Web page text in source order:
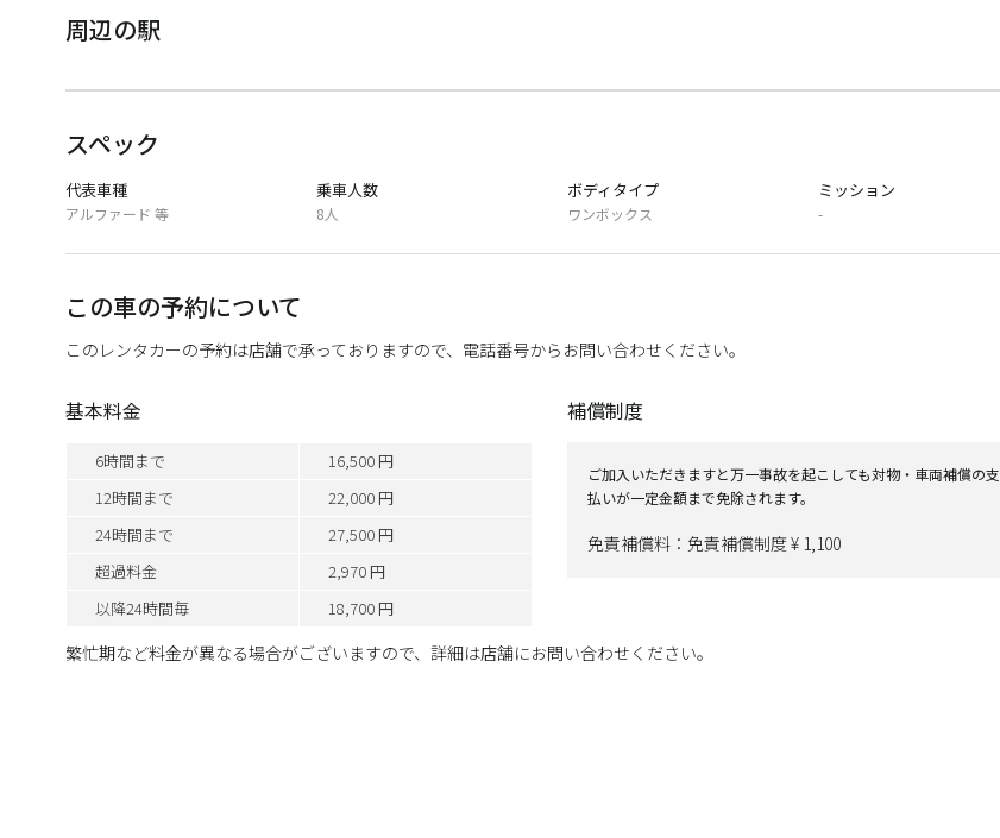
周辺の駅
スペック
代表車種
アルファード 等
乗車人数
8人
ボディタイプ
ワンボックス
ミッション
-
この車の予約について
このレンタカーの予約は店舗で承っておりますので、電話番号からお問い合わせください。
基本料金
6時間まで
16,500 円
12時間まで
22,000 円
24時間まで
27,500 円
超過料金
2,970 円
以降24時間毎
18,700 円
補償制度
ご加入いただきますと万一事故を起こしても対物・車両補償の支
払いが一定金額まで免除されます。
免責補償料：免責補償制度 ¥ 1,100
繁忙期など料金が異なる場合がございますので、詳細は店舗にお問い合わせください。